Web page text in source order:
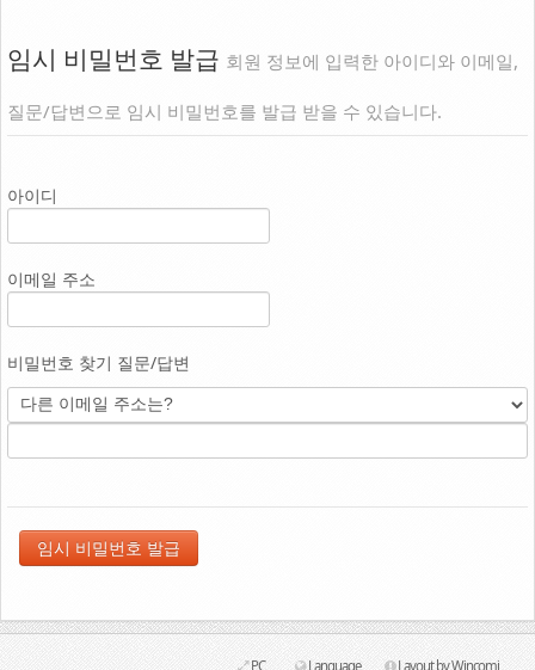
공부방
임시 비밀번호 발급 회원 정보에 입력한 아이디와 이메일,
질문/답변으로 임시 비밀번호를 발급 받을 수 있습니다.
아이디
이메일 주소
비밀번호 찾기 질문/답변
PC Language Layout by Wincomi